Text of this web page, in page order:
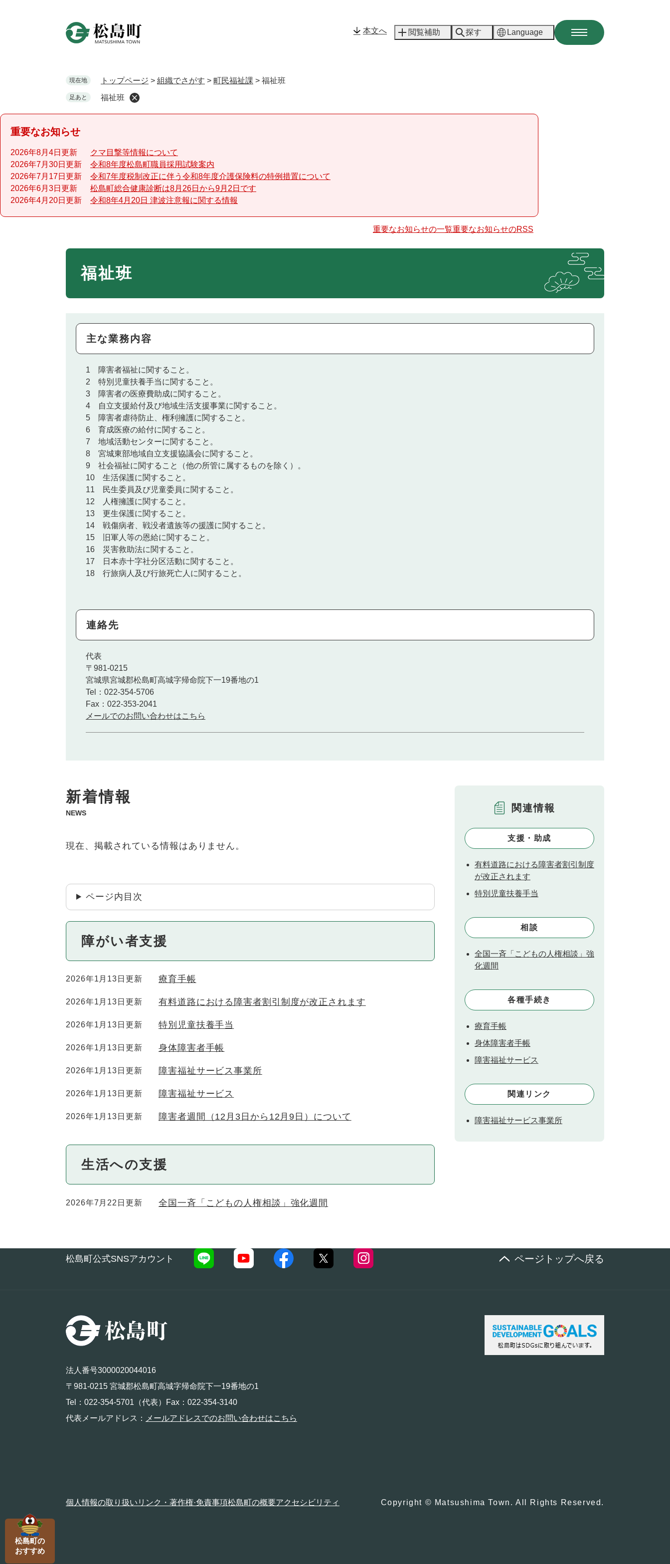
本文へ 閲覧補助 探す Language
現在地 トップページ > 組織でさがす > 町民福祉課 > 福祉班
足あと 福祉班
重要なお知らせ
2026年8月4日更新
クマ目撃等情報について
2026年7月30日更新
令和8年度松島町職員採用試験案内
2026年7月17日更新
令和7年度税制改正に伴う令和8年度介護保険料の特例措置について
2026年6月3日更新
松島町総合健康診断は8月26日から9月2日です
2026年4月20日更新
令和8年4月20日 津波注意報に関する情報
重要なお知らせの一覧重要なお知らせのRSS
福祉班
主な業務内容
1 障害者福祉に関すること。
2 特別児童扶養手当に関すること。
3 障害者の医療費助成に関すること。
4 自立支援給付及び地域生活支援事業に関すること。
5 障害者虐待防止、権利擁護に関すること。
6 育成医療の給付に関すること。
7 地域活動センターに関すること。
8 宮城東部地域自立支援協議会に関すること。
9 社会福祉に関すること（他の所管に属するものを除く）。
10 生活保護に関すること。
11 民生委員及び児童委員に関すること。
12 人権擁護に関すること。
13 更生保護に関すること。
14 戦傷病者、戦没者遺族等の援護に関すること。
15 旧軍人等の恩給に関すること。
16 災害救助法に関すること。
17 日本赤十字社分区活動に関すること。
18 行旅病人及び行旅死亡人に関すること。
連絡先
代表
〒981-0215
宮城県宮城郡松島町高城字帰命院下一19番地の1
Tel：022-354-5706
Fax：022-353-2041
メールでのお問い合わせはこちら
本
文
新着情報
NEWS
現在、掲載されている情報はありません。
ページ内目次
障がい者支援
2026年1月13日更新 療育手帳
2026年1月13日更新 有料道路における障害者割引制度が改正されます
2026年1月13日更新 特別児童扶養手当
2026年1月13日更新 身体障害者手帳
2026年1月13日更新 障害福祉サービス事業所
2026年1月13日更新 障害福祉サービス
2026年1月13日更新 障害者週間（12月3日から12月9日）について
生活への支援
2026年7月22日更新 全国一斉「こどもの人権相談」強化週間
関連情報
支援・助成
有料道路における障害者割引制度
が改正されます
特別児童扶養手当
相談
全国一斉「こどもの人権相談」強
化週間
各種手続き
療育手帳
身体障害者手帳
障害福祉サービス
関連リンク
障害福祉サービス事業所
松島町公式SNSアカウント ページトップへ戻る
法人番号3000020044016
〒981-0215 宮城郡松島町高城字帰命院下一19番地の1
Tel：022-354-5701（代表）Fax：022-354-3140
代表メールアドレス：
メールアドレスでのお問い合わせはこちら
個人情報の取り扱い リンク・著作権·免責事項松島町の概要アクセシビリティ Copyright © Matsushima Town. All Rights Reserved.
松島町の
おすすめ